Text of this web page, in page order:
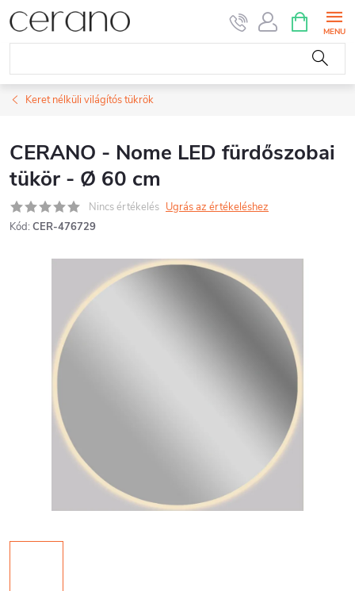
Ugrás
KOSÁR
Keret nélküli világítós tükrök
CERANO - Nome LED fürdőszobai
tükör - Ø 60 cm
Nincs értékelés Ugrás az értékeléshez
Kód: CER-476729